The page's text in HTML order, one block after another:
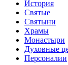
История
Святые
Святыни
Храмы
Монастыри
Духовные
Персоналии